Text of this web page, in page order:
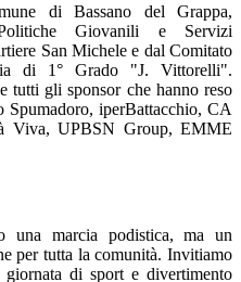
di Bassano del Grappa,
Giovanili e Servizi
San Michele e dal Comitato
di 1° Grado "J. Vittorelli".
tutti gli sponsor che hanno reso
Spumadoro, iperBattacchio, CA
Viva, UPBSN Group, EMME
marcia podistica, ma un
per tutta la comunità. Invitiamo
di sport e divertimento